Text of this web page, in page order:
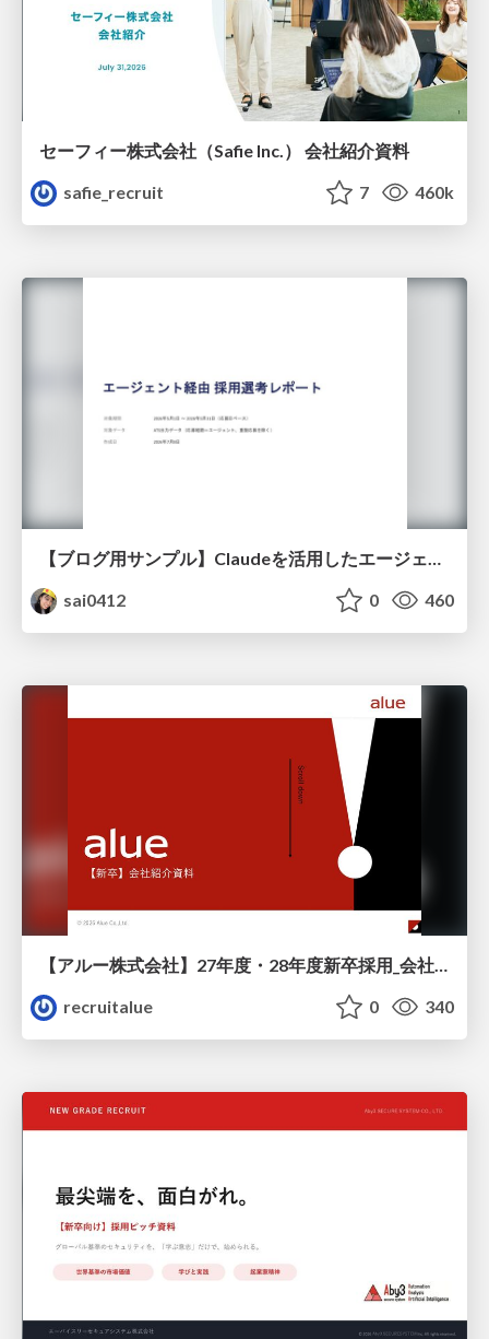
セーフィー株式会社（Safie Inc.） 会社紹介資料
safie_recruit
7 460k
sai0412
0 460
【アルー株式会社】27年度・28年度新卒採用_会社説明資料
recruitalue
0 340